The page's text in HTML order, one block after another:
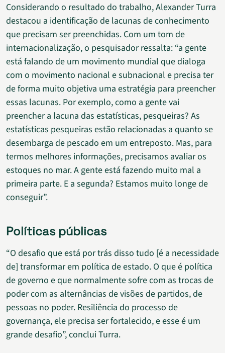
Considerando o resultado do trabalho, Alexander Turra
destacou a identificação de lacunas de conhecimento
que precisam ser preenchidas. Com um tom de
internacionalização, o pesquisador ressalta: “a gente
está falando de um movimento mundial que dialoga
com o movimento nacional e subnacional e precisa ter
de forma muito objetiva uma estratégia para preencher
essas lacunas. Por exemplo, como a gente vai
preencher a lacuna das estatísticas, pesqueiras? As
estatísticas pesqueiras estão relacionadas a quanto se
desembarga de pescado em um entreposto. Mas, para
termos melhores informações, precisamos avaliar os
estoques no mar. A gente está fazendo muito mal a
primeira parte. E a segunda? Estamos muito longe de
conseguir”.
Políticas públicas
“O desafio que está por trás disso tudo [é a necessidade
de] transformar em política de estado. O que é política
de governo e que normalmente sofre com as trocas de
poder com as alternâncias de visões de partidos, de
pessoas no poder. Resiliência do processo de
governança, ele precisa ser fortalecido, e esse é um
grande desafio”, conclui Turra.